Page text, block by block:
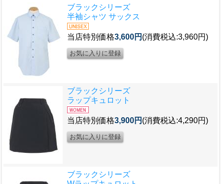
ブラックシリーズ
半袖シャツ サックス
当店特別価格3,600円 (消費税込:3,960円)
ブラックシリーズ
ラップキュロット
当店特別価格3,900円 (消費税込:4,290円)
ブラックシリーズ